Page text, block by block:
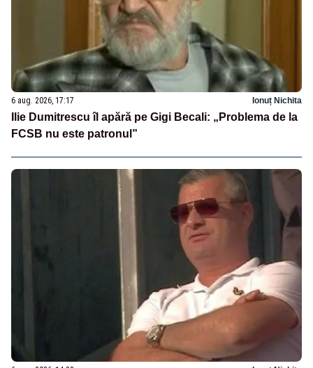
6 aug. 2026, 17:17 Ionuț Nichita
Ilie Dumitrescu îl apără pe Gigi Becali: „Problema de la
FCSB nu este patronul”